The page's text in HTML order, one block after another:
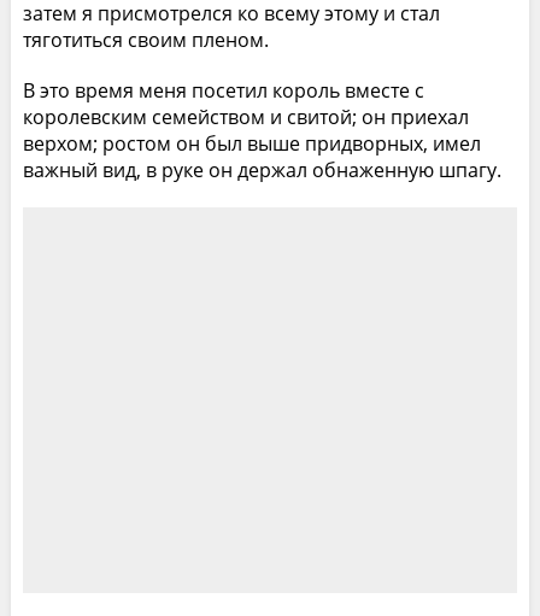
затем я присмотрелся ко всему этому и стал
тяготиться своим пленом.
В это время меня посетил король вместе с
королевским семейством и свитой; он приехал
верхом; ростом он был выше придворных, имел
важный вид, в руке он держал обнаженную шпагу.